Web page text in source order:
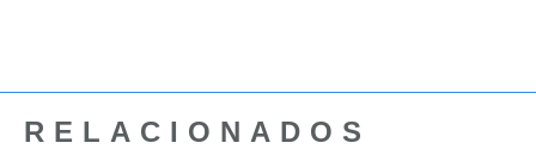
RELACIONADOS